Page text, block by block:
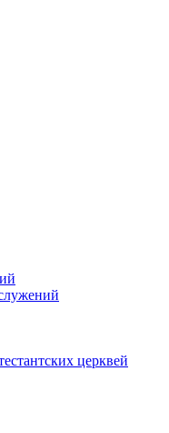
церквей